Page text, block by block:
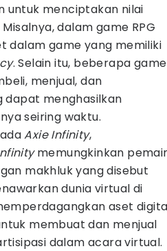
untuk menciptakan nilai
dalam game RPG
dalam game yang memiliki
. Selain itu, beberapa game
menjual, dan
menghasilkan
seiring waktu.
Axie Infinity,
memungkinkan
makhluk yang disebut
dunia virtual di
aset
membuat dan menjual
dalam acara virtual.